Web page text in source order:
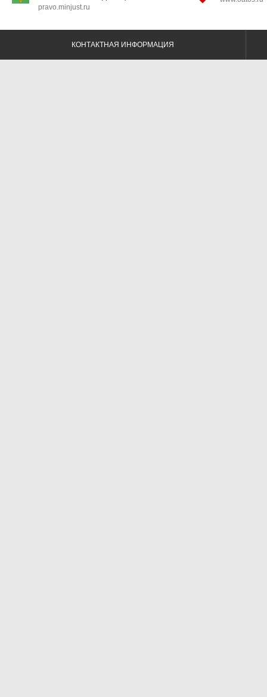
pravo.minjust.ru
КОНТАКТНАЯ ИНФОРМАЦИЯ